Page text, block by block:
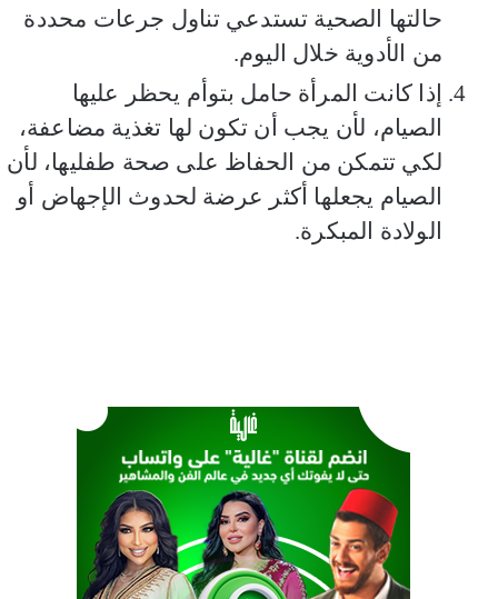
حالتها الصحية تستدعي تناول جرعات محددة
من الأدوية خلال اليوم.
إذا كانت المرأة حامل بتوأم يحظر عليها
الصيام، لأن يجب أن تكون لها تغذية مضاعفة،
لكي تتمكن من الحفاظ على صحة طفليها، لأن
الصيام يجعلها أكثر عرضة لحدوث الإجهاض أو
الولادة المبكرة.